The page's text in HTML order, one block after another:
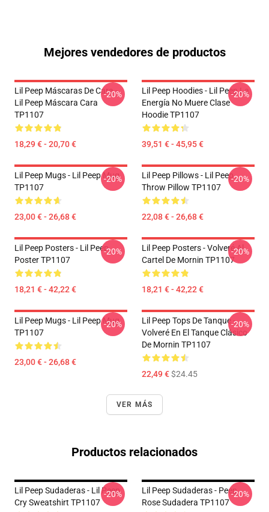
Mejores vendedores de productos
Lil Peep Máscaras De Cara -
Lil Peep Máscara Cara
TP1107
18,29 € - 20,70 €
-20%
Lil Peep Hoodies - Lil Peep La
Energía No Muere Clase
Hoodie TP1107
39,51 € - 45,95 €
-20%
Lil Peep Mugs - Lil Peep Mug
TP1107
23,00 € - 26,68 €
-20%
Lil Peep Pillows - Lil Peep
Throw Pillow TP1107
22,08 € - 26,68 €
-20%
Lil Peep Posters - Lil Peep
Poster TP1107
18,21 € - 42,22 €
-20%
Lil Peep Posters - Volveré Al
Cartel De Mornin TP1107
18,21 € - 42,22 €
-20%
Lil Peep Mugs - Lil Peep Mug
TP1107
23,00 € - 26,68 €
-20%
Lil Peep Tops De Tanque -
Volveré En El Tanque Clásico
De Mornin TP1107
22,49 €$24.45
-20%
VER MÁS
Productos relacionados
Lil Peep Sudaderas - Lil Peep
Cry Sweatshirt TP1107
-20%
Lil Peep Sudaderas - Peep
Rose Sudadera TP1107
-20%